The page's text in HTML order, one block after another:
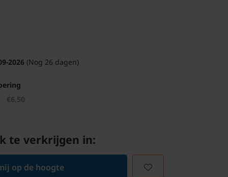
2026 (Nog 26 dagen)
€6,50
te verkrijgen in:
op de hoogte